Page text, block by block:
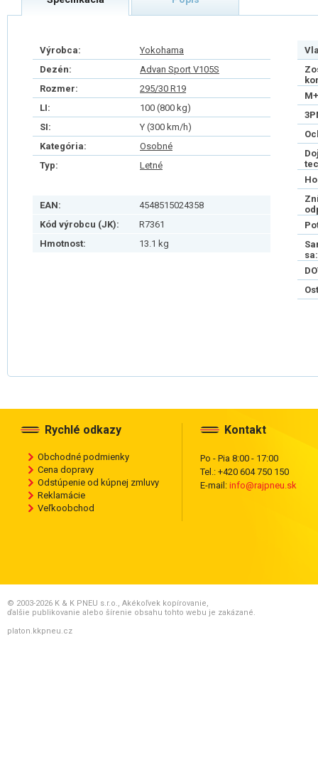
Výrobca:
Yokohama
Dezén:
Advan Sport V105S
Rozmer:
295/30 R19
LI:
100 (800 kg)
SI:
Y (300 km/h)
Kategória:
Osobné
Typ:
Letné
EAN:
4548515024358
Kód výrobcu (JK):
R7361
Hmotnost:
13.1 kg
sa:
Rychlé odkazy
Obchodné podmienky
Cena dopravy
Odstúpenie od kúpnej zmluvy
Reklamácie
Veľkoobchod
Kontakt
Po - Pia 8:00 - 17:00
Tel.: +420 604 750 150
E-mail: info@rajpneu.sk
© 2003-2026 K & K PNEU s.r.o., Akékoľvek kopírovanie,
ďalšie publikovanie alebo šírenie obsahu tohto webu je zakázané.
platon.kkpneu.cz